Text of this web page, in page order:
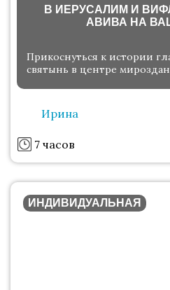
В ИЕРУСАЛИМ И
АВИВА НА
Прикоснуться к истории
святынь в центре
Ирина
7 часов
ИНДИВИДУАЛЬНАЯ